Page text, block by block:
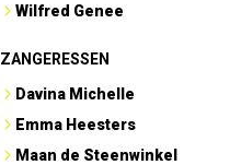
Wilfred Genee
ZANGERESSEN
Davina Michelle
Emma Heesters
Maan de Steenwinkel